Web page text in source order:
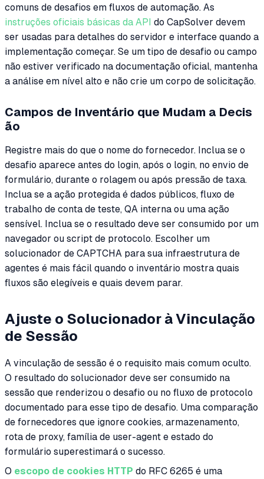
comuns de desafios em fluxos de automação. As
instruções oficiais básicas da API do CapSolver devem
ser usadas para detalhes do servidor e interface quando a
implementação começar. Se um tipo de desafio ou campo
não estiver verificado na documentação oficial, mantenha
a análise em nível alto e não crie um corpo de solicitação.
Campos de Inventário que Mudam a Decis
ão
Registre mais do que o nome do fornecedor. Inclua se o
desafio aparece antes do login, após o login, no envio de
formulário, durante o rolagem ou após pressão de taxa.
Inclua se a ação protegida é dados públicos, fluxo de
trabalho de conta de teste, QA interna ou uma ação
sensível. Inclua se o resultado deve ser consumido por um
navegador ou script de protocolo. Escolher um
solucionador de CAPTCHA para sua infraestrutura de
agentes é mais fácil quando o inventário mostra quais
fluxos são elegíveis e quais devem parar.
Ajuste o Solucionador à Vinculação
de Sessão
A vinculação de sessão é o requisito mais comum oculto.
O resultado do solucionador deve ser consumido na
sessão que renderizou o desafio ou no fluxo de protocolo
documentado para esse tipo de desafio. Uma comparação
de fornecedores que ignore cookies, armazenamento,
rota de proxy, família de user-agent e estado do
formulário superestimará o sucesso.
O escopo de cookies HTTP do RFC 6265 é uma